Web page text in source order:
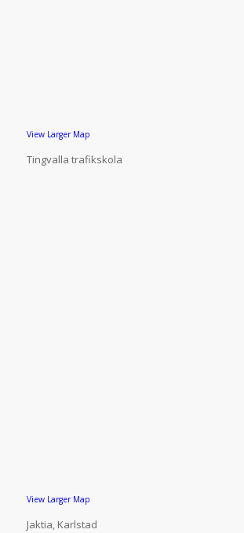
View Larger Map
Tingvalla trafikskola
View Larger Map
Jaktia, Karlstad